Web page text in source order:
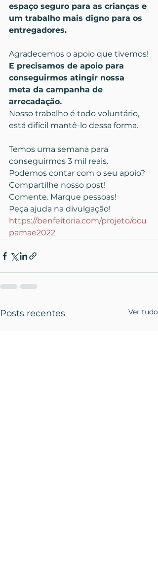
espaço seguro para as crianças e
um trabalho mais digno para os
entregadores.
Agradecemos o apoio que tivemos!
E precisamos de apoio para
conseguirmos atingir nossa
meta da campanha de
arrecadação.
Nosso trabalho é todo voluntário,
está difícil mantê-lo dessa forma.
Temos uma semana para
conseguirmos 3 mil reais.
Podemos contar com o seu apoio?
Compartilhe nosso post!
Comente. Marque pessoas!
Peça ajuda na divulgação!
https://benfeitoria.com/projeto/ocu
pamae2022
Posts recentes Ver tudo